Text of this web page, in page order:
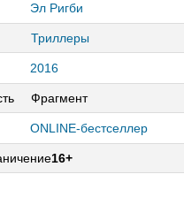
Эл Ригби
Триллеры
2016
Фрагмент
ONLINE-бестселлер
16+